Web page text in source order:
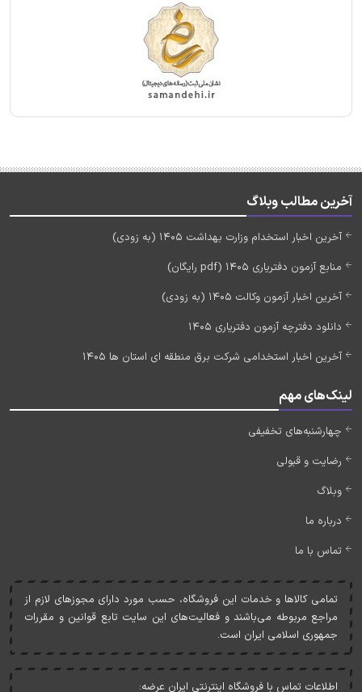
آخرین مطالب وبلاگ
آخرین اخبار استخدام وزارت بهداشت 1405 (به زودی)
منابع آزمون دفتریاری 1405 (pdf رایگان)
آخرین اخبار آزمون وکالت 1405 (به زودی)
دانلود دفترچه آزمون دفتریاری 1405
آخرین اخبار استخدامی شرکت برق منطقه ای استان ها 1405
لینک‌های مهم
چهارشنبه‌های تخفیفی
رضایت و قبولی
وبلاگ
درباره ما
تماس با ما
تمامی کالاها و خدمات اين فروشگاه، حسب مورد دارای مجوزهای لازم از
مراجع مربوطه می‌باشند و فعاليت‌های اين سايت تابع قوانين و مقررات
جمهوری اسلامی ايران است.
اطلاعات تماس با فروشگاه اینترنتی ایران عرضه: